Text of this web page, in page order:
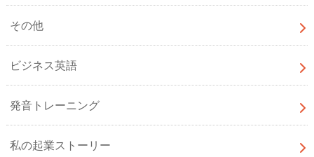
その他
ビジネス英語
発音トレーニング
私の起業ストーリー